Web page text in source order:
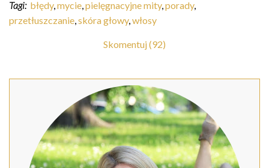
Tagi: błędy,mycie,pielęgnacyjne mity,porady,
przetłuszczanie,skóra głowy,włosy
Skomentuj (92)